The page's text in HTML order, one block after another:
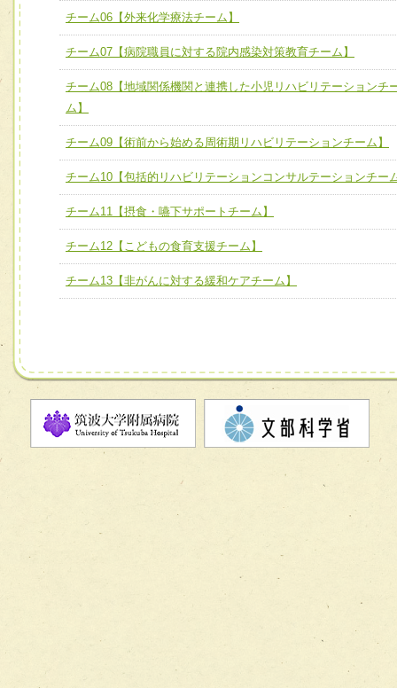
チーム06【外来化学療法チーム】
チーム07【病院職員に対する院内感染対策教育チーム】
チーム08【地域関係機関と連携した小児リハビリテーショ
チーム09【術前から始める周術期リハビリテーションチー
ム】
チーム10【包括的リハビリテーションコンサルテーション
ーム】
チーム11【摂食・嚥下サポートチーム】
チーム12【こどもの食育支援チーム】
チーム06【外来化学療法チーム】
チーム07【病院職員に対する院内感染対策教育チーム】
チーム08【地域関係機関と連携した小児リハビリテーションチ
ム】
チーム09【術前から始める周術期リハビリテーションチーム】
チーム10【包括的リハビリテーションコンサルテーションチー
チーム11【摂食・嚥下サポートチーム】
チーム12【こどもの食育支援チーム】
チーム13【非がんに対する緩和ケアチーム】